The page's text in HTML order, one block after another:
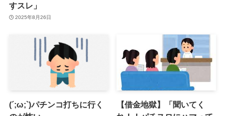
すスレ」
2025年8月26日
(´;ω;`)パチンコ打ちに行く
【借金地獄】「聞いてく